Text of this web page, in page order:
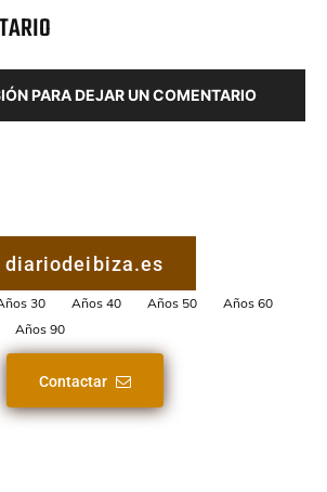
PARA DEJAR UN COMENTARIO
diariodeibiza.es
30 Años 40 Años 50
Años 60
Años 90
Contactar